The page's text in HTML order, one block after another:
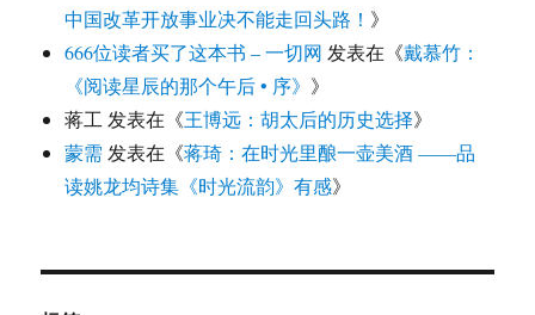
中国改革开放事业决不能走回头路！ 》
666位读者买了这本书 – 一切网 发表在《戴慕竹：
《阅读星辰的那个午后 • 序》 》
蒋工发表在《王博远：胡太后的历史选择》
蒙需发表在《蒋琦：在时光里酿一壶美酒 ——品
读姚龙均诗集《时光流韵》有感》